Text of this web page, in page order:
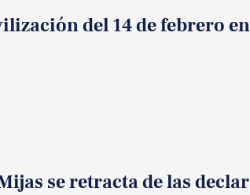
del 14 de febrero
se retracta de las